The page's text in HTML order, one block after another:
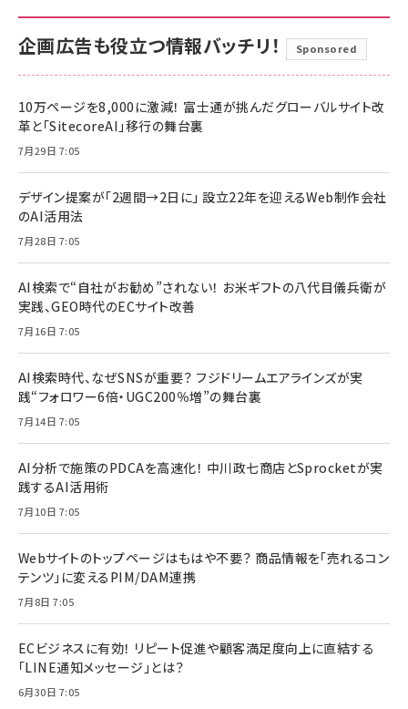
企画広告も役立つ情報バッチリ！ Sponsored
10万ページを8,000に激減！ 富士通が挑んだグローバルサイト改
革と「SitecoreAI」移行の舞台裏
7月29日 7:05
デザイン提案が「2週間→2日に」 設立22年を迎えるWeb制作会社
のAI活用法
7月28日 7:05
AI検索で“自社がお勧め”されない！ お米ギフトの八代目儀兵衛が
実践、GEO時代のECサイト改善
7月16日 7:05
AI検索時代、なぜSNSが重要？ フジドリームエアラインズが実
践“フォロワー6倍・UGC200％増”の舞台裏
7月14日 7:05
AI分析で施策のPDCAを高速化！ 中川政七商店とSprocketが実
践するAI活用術
7月10日 7:05
Webサイトのトップページはもはや不要？ 商品情報を「売れるコン
テンツ」に変えるPIM/DAM連携
7月8日 7:05
ECビジネスに有効！ リピート促進や顧客満足度向上に直結する
「LINE通知メッセージ」とは？
6月30日 7:05